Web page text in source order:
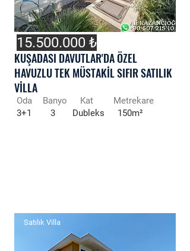
15.500.000₺
KUŞADASI DAVUTLAR'DA ÖZEL
HAVUZLU TEK MÜSTAKİL SIFIR SATILIK
VİLLA
Oda
3+1
Banyo
3
Kat
Dubleks
Metrekare
150m²
Satılık Villa